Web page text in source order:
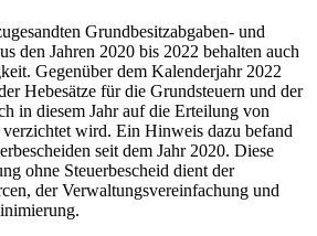
Grundbesitzabgaben- und
den Jahren 2020 bis 2022 behalten auch
Gegenüber dem Kalenderjahr 2022
Hebesätze für die Grundsteuern und der
in diesem Jahr auf die Erteilung von
verzichtet wird. Ein Hinweis dazu befand
seit dem Jahr 2020. Diese
ohne Steuerbescheid dient der
der Verwaltungsvereinfachung und